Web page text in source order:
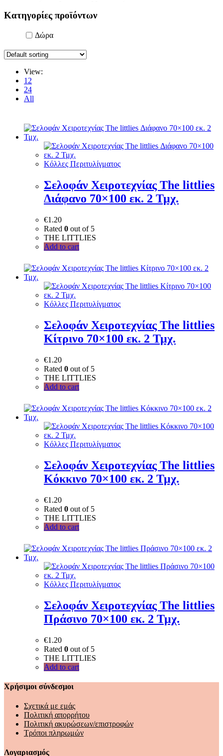
Κατηγορίες προϊόντων
Δώρα
View:
12
24
All
Κόλλες Περιτυλίγματος
Σελοφάν Χειροτεχνίας The littlies
Διάφανο 70×100 εκ. 2 Τμχ.
€1.20
Rated 0 out of 5
THE LITTLIES
Add to cart
Κόλλες Περιτυλίγματος
Σελοφάν Χειροτεχνίας The littlies
Κίτρινο 70×100 εκ. 2 Τμχ.
€1.20
Rated 0 out of 5
THE LITTLIES
Add to cart
Κόλλες Περιτυλίγματος
Σελοφάν Χειροτεχνίας The littlies
Κόκκινο 70×100 εκ. 2 Τμχ.
€1.20
Rated 0 out of 5
THE LITTLIES
Add to cart
Κόλλες Περιτυλίγματος
Σελοφάν Χειροτεχνίας The littlies
Πράσινο 70×100 εκ. 2 Τμχ.
€1.20
Rated 0 out of 5
THE LITTLIES
Add to cart
Χρήσιμοι σύνδεσμοι
Σχετικά με εμάς
Πολιτική απορρήτου
Πολιτική ακυρώσεων/επιστροφών
Τρόποι πληρωμών
Λογαριασμός